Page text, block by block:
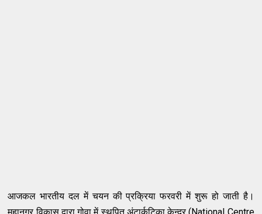
आजकल भारतीय दल में चयन की प्रक्रिया फरवरी में शुरू हो जाती है।